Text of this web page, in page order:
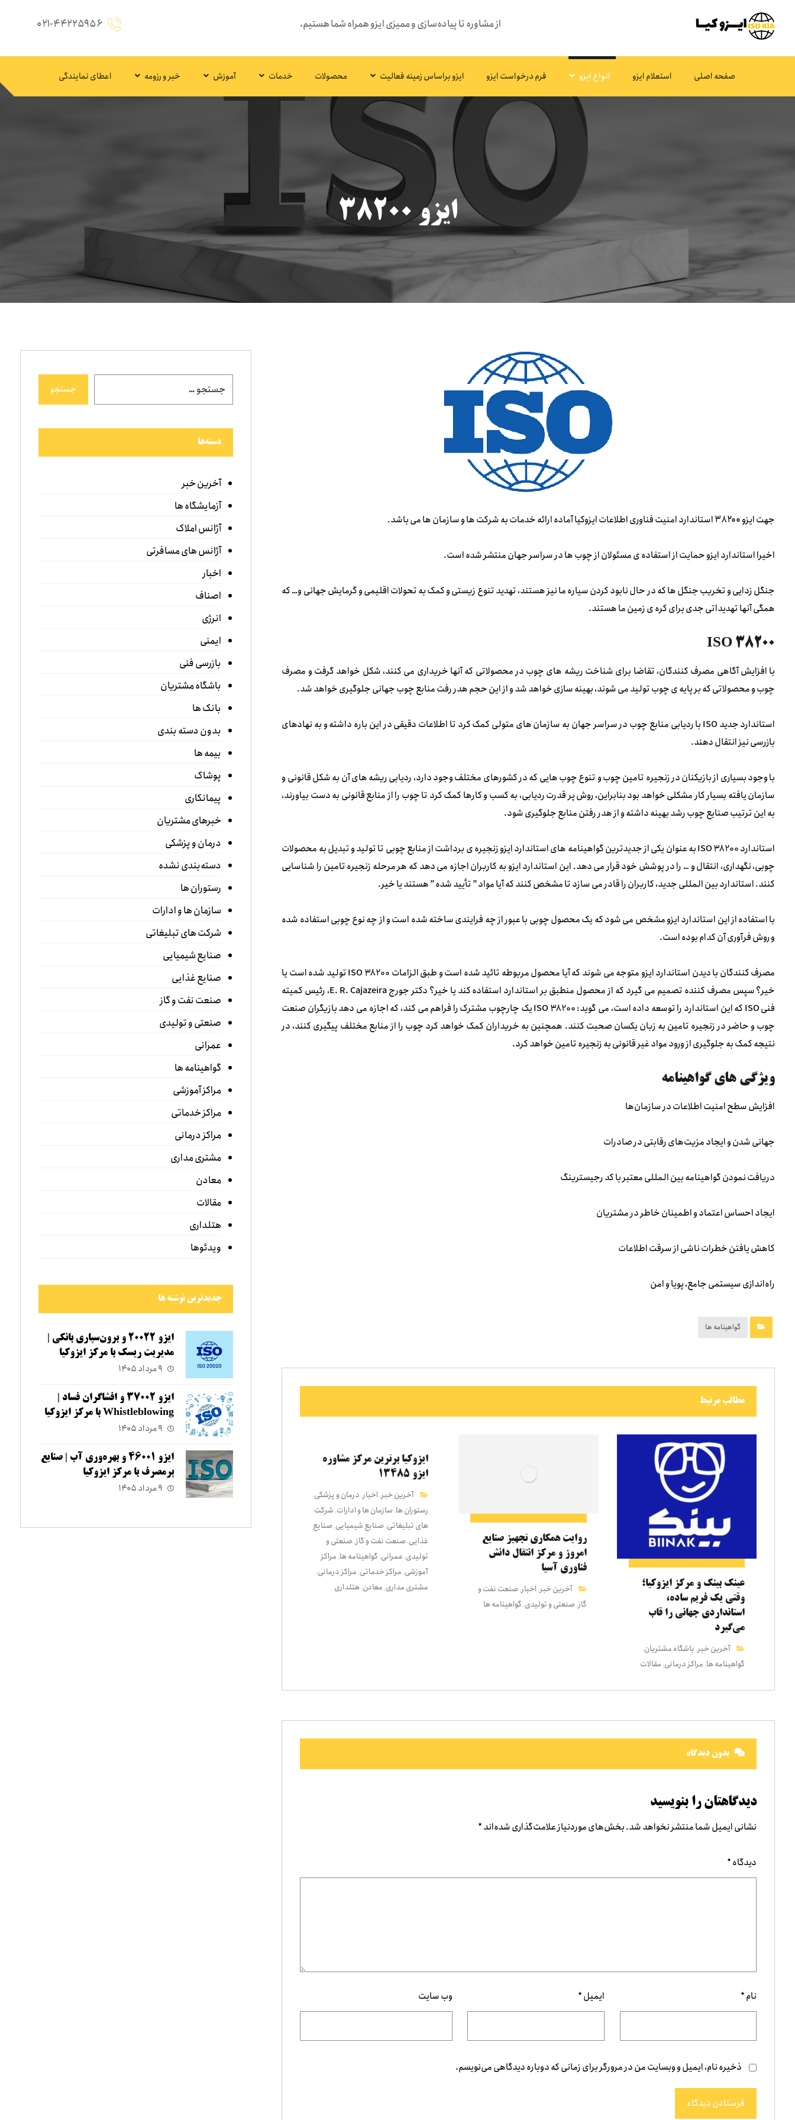
از مشاوره تا پیاده‌سازی و ممیزی ایزو همراه شما هستیم. ۰۲۱-۴۴۲۲۵۹۵۶
صفحه اصلی استعلام ایزو انواع ایزو فرم درخواست ایزو ایزو براساس زمینه فعالیت محصولات خدمات آموزش خبر و رزومه اعطای نمایندگی
ایزو ۳۸۲۰۰
جهت ایزو ۳۸۲۰۰ استاندارد امنیت فناوری اطلاعات ایزوکیا آماده ارائه خدمات به شرکت ها و سازمان ها می باشد.
اخیرا استاندارد ایزو حمایت از استفاده ی مسئولان از چوب ها در سراسر جهان منتشر شده است.
جنگل زدایی و تخریب جنگل ها که در حال نابود کردن سیاره ما نیز هستند، تهدید تنوع زیستی و کمک به تحولات اقلیمی و گرمایش جهانی و… که
همگی آنها تهدیداتی جدی برای کره ی زمین ما هستند.
ISO 38200
با افزایش آگاهی مصرف کنندگان، تقاضا برای شناخت ریشه های چوب در محصولاتی که آنها خریداری می کنند، شکل خواهد گرفت و مصرف
چوب و محصولاتی که بر پایه ی چوب تولید می شوند، بهینه سازی خواهد شد و از این حجم هدر رفت منابع چوب جهانی جلوگیری خواهد شد.
استاندارد جدید ISO با ردیابی منابع چوب در سراسر جهان به سازمان های متولی کمک کرد تا اطلاعات دقیقی در این باره داشته و به نهادهای
بازرسی نیز انتقال دهند.
با وجود بسیاری از بازیکنان در زنجیره تامین چوب و تنوع چوب هایی که در کشورهای مختلف وجود دارد، ردیابی ریشه های آن به شکل قانونی و
سازمان یافته بسیار کار مشکلی خواهد بود بنابراین، روش پر قدرت ردیابی، به کسب و کارها کمک کرد تا چوب را از منابع قانونی به دست بیاورند،
به این ترتیب صنایع چوب رشد بهینه داشته و از هدر رفتن منابع جلوگیری شود.
استاندارد ISO 38200 به عنوان یکی از جدیدترین گواهینامه های استاندارد ایزو زنجیره ی برداشت از منابع چوبی تا تولید و تبدیل به محصولات
چوبی، نگهداری، انتقال و … را در پوشش خود قرار می دهد. این استاندارد ایزو به کاربران اجازه می دهد که هر مرحله زنجیره تامین را شناسایی
کنند. استاندارد بین المللی جدید، کاربران را قادر می سازد تا مشخص کنند که آیا مواد ” تأیید شده ” هستند یا خیر.
با استفاده از این استاندارد ایزو مشخص می شود که یک محصول چوبی با عبور از چه فرایندی ساخته شده است و از چه نوع چوبی استفاده شده
و روش فرآوری آن کدام بوده است.
مصرف کنندگان با دیدن استاندارد ایزو متوجه می شوند که آیا محصول مربوطه تائید شده است و طبق الزامات ISO 38200 تولید شده است یا
خیر؟ سپس مصرف کننده تصمیم می گیرد که از محصول منطبق بر استاندارد استفاده کند یا خیر؟ دکتر جورج E. R. Cajazeira، رئیس کمیته
فنی ISO که این استاندارد را توسعه داده است، می گوید: ISO 38200 یک چارچوب مشترک را فراهم می کند، که اجازه می دهد بازیگران صنعت
چوب و حاضر در زنجیره تامین به زبان یکسان صحبت کنند. همچنین به خریداران کمک خواهد کرد چوب را از منابع مختلف پیگیری کنند، در
نتیجه کمک به جلوگیری از ورود مواد غیر قانونی به زنجیره تامین خواهد کرد.
ویژگی های گواهینامه
افزایش سطح امنیت اطلاعات در سازمان‌ها
جهانی شدن و ایجاد مزیت‌های رقابتی در صادرات
دریافت نمودن گواهینامه بین المللی معتبر با کد رجیسترینگ
ایجاد احساس اعتماد و اطمینان خاطر در مشتریان
کاهش یافتن خطرات ناشی از سرقت اطلاعات
راه‌اندازی سیستمی جامع، پویا و امن
گواهینامه ها
مطالب مرتبط
عینک بینک و مرکز ایزوکیا؛
وقتی یک فریم ساده،
استانداردی جهانی را قاب
می‌گیرد
آخرین خبر,باشگاه مشتریان,
گواهینامه ها,مراکز درمانی,مقالات
روایت همکاری تجهیز صنایع
امروز و مرکز انتقال دانش
فناوری آسیا
آخرین خبر,اخبار,صنعت نفت و
گاز,صنعتی و تولیدی,گواهینامه ها
ایزوکیا برترین مرکز مشاوره
ایزو ۱۳۴۸۵
آخرین خبر, اخبار, درمان و پزشکی,
رستوران ها, سازمان ها و ادارات, شرکت
های تبلیغاتی,صنایع شیمیایی,صنایع
غذایی,صنعت نفت و گاز,صنعتی و
تولیدی, عمرانی, گواهینامه ها, مراکز
آموزشی, مراکز خدماتی, مراکز درمانی,
مشتری مداری, معادن,هتلداری
بدون دیدگاه
دیدگاهتان را بنویسید
نشانی ایمیل شما منتشر نخواهد شد.بخش‌های موردنیاز علامت‌گذاری شده‌اند*
دیدگاه*
نام* ایمیل* وب‌ سایت
ذخیره نام، ایمیل و وبسایت من در مرورگر برای زمانی که دوباره دیدگاهی می‌نویسم.
فرستادن دیدگاه
جستجو
دسته‌ها
آخرین خبر
آزمایشگاه ها
آژانس املاک
آژانس های مسافرتی
اخبار
اصناف
انرژی
ایمنی
بازرسی فنی
باشگاه مشتریان
بانک ها
بدون دسته بندی
بیمه ها
پوشاک
پیمانکاری
خبرهای مشتریان
درمان و پزشکی
دسته‌بندی نشده
رستوران ها
سازمان ها و ادارات
شرکت های تبلیغاتی
صنایع شیمیایی
صنایع غذایی
صنعت نفت و گاز
صنعتی و تولیدی
عمرانی
گواهینامه ها
مراکز آموزشی
مراکز خدماتی
مراکز درمانی
مشتری مداری
معادن
مقالات
هتلداری
ویدئوها
جدیدترین نوشته ها
ایزو ۲۰۰۲۲ و برون‌سپاری بانکی |
مدیریت ریسک با مرکز ایزوکیا
۹ مرداد ۱۴۰۵
ایزو ۳۷۰۰۲ و افشاگران فساد |
Whistleblowing با مرکز ایزوکیا
۹ مرداد ۱۴۰۵
ایزو ۴۶۰۰۱ و بهره‌وری آب | صنایع
پرمصرف با مرکز ایزوکیا
۹ مرداد ۱۴۰۵